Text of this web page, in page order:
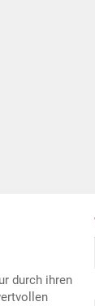
durch ihren